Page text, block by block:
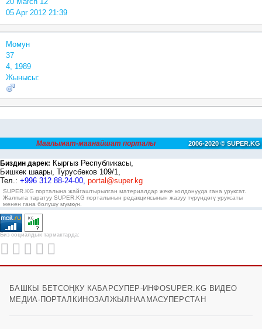
05 Apr 2012 21:39
Момун
37
4, 1989
Жынысы:
Маалымат-маанайшат порталы 2006-2020 © SUPER.KG
Биздин дарек: Кыргыз Республикасы,
Бишкек шаары, Турусбеков 109/1,
Тел.: +996 312 88-24-00, portal@super.kg
SUPER.KG порталына жайгаштырылган материалдар жеке колдонууда гана уруксат.
Жалпыга таратуу SUPER.KG порталынын редакциясынын жазуу түрүндөгү уруксаты
менен гана болушу мүмкүн.
Биз социалдык тармактарда:
БАШКЫ БЕТСОҢКУ КАБАРСУПЕР-ИНФОSUPER.KG ВИДЕО
МЕДИА-ПОРТАЛ КИНОЗАЛ ЖЫЛНААМАСУПЕРСТАН